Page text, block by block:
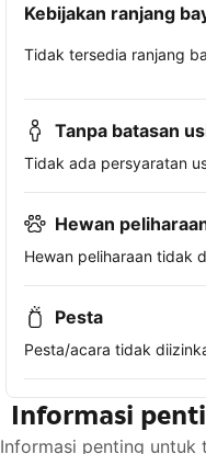
Kebijakan ranjang
Tidak tersedia ranjang
Tanpa batasan
Tidak ada persyaratan
Hewan
Hewan peliharaan tidak
Pesta
Pesta/acara tidak
Informasi
Informasi penting untuk